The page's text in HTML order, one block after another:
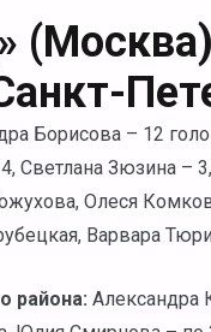
Борисова – 12
Светлана Зюзина –
Олеся
Варвара
района: Александра